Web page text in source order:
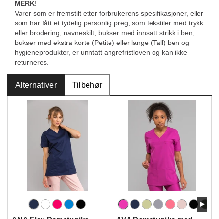
MERK!
Varer som er fremstilt etter forbrukerens spesifikasjoner, eller
som har fått et tydelig personlig preg, som tekstiler med trykk
eller brodering, navneskilt, bukser med innsatt strikk i ben,
bukser med ekstra korte (Petite) eller lange (Tall) ben og
hygieneprodukter, er unntatt angrefristloven og kan ikke
returneres.
Alternativer Tilbehør